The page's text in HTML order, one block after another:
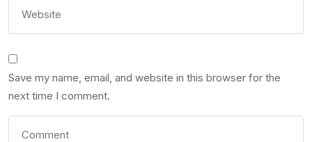
Save my name, email, and website in this browser for the
next time I comment.